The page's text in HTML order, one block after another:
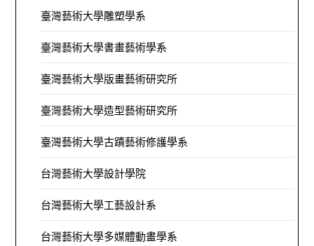
臺灣藝術大學雕塑學系
臺灣藝術大學書畫藝術學系
臺灣藝術大學版畫藝術研究所
臺灣藝術大學造型藝術研究所
臺灣藝術大學古蹟藝術修護學系
台灣藝術大學設計學院
台灣藝術大學工藝設計系
台灣藝術大學多媒體動畫學系